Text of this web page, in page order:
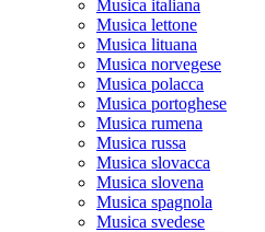
Musica italiana
Musica lettone
Musica lituana
Musica norvegese
Musica polacca
Musica portoghese
Musica rumena
Musica russa
Musica slovacca
Musica slovena
Musica spagnola
Musica svedese